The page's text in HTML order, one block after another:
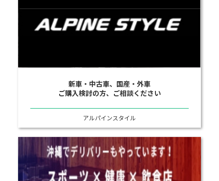
新車・中古車、国産・外車
ご購入検討の方、ご相談ください
アルパインスタイル